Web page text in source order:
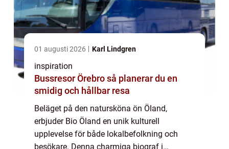
01 augusti 2026 Karl Lindgren
inspiration
Bussresor Örebro så planerar du en
smidig och hållbar resa
Beläget på den natursköna ön Öland,
erbjuder Bio Öland en unik kulturell
upplevelse för både lokalbefolkning och
besökare. Denna charmiga biograf i